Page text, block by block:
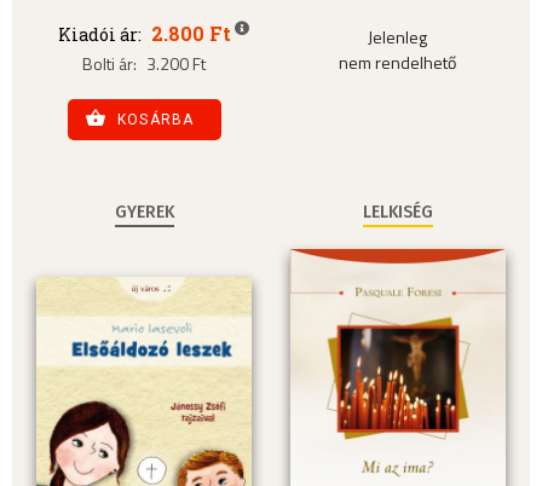
Kiadói ár: 2.800 Ft
Bolti ár: 3.200 Ft
KOSÁRBA
Jelenleg
nem rendelhető
GYEREK LELKISÉG